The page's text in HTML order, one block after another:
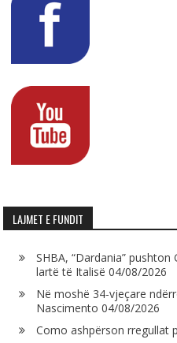
LAJMET E FUNDIT
SHBA, “Dardania”
lartë të Italisë 04/08/2026
Në moshë 34-vjeçare
Nascimento 04/08/2026
Como ashpërson rregullat